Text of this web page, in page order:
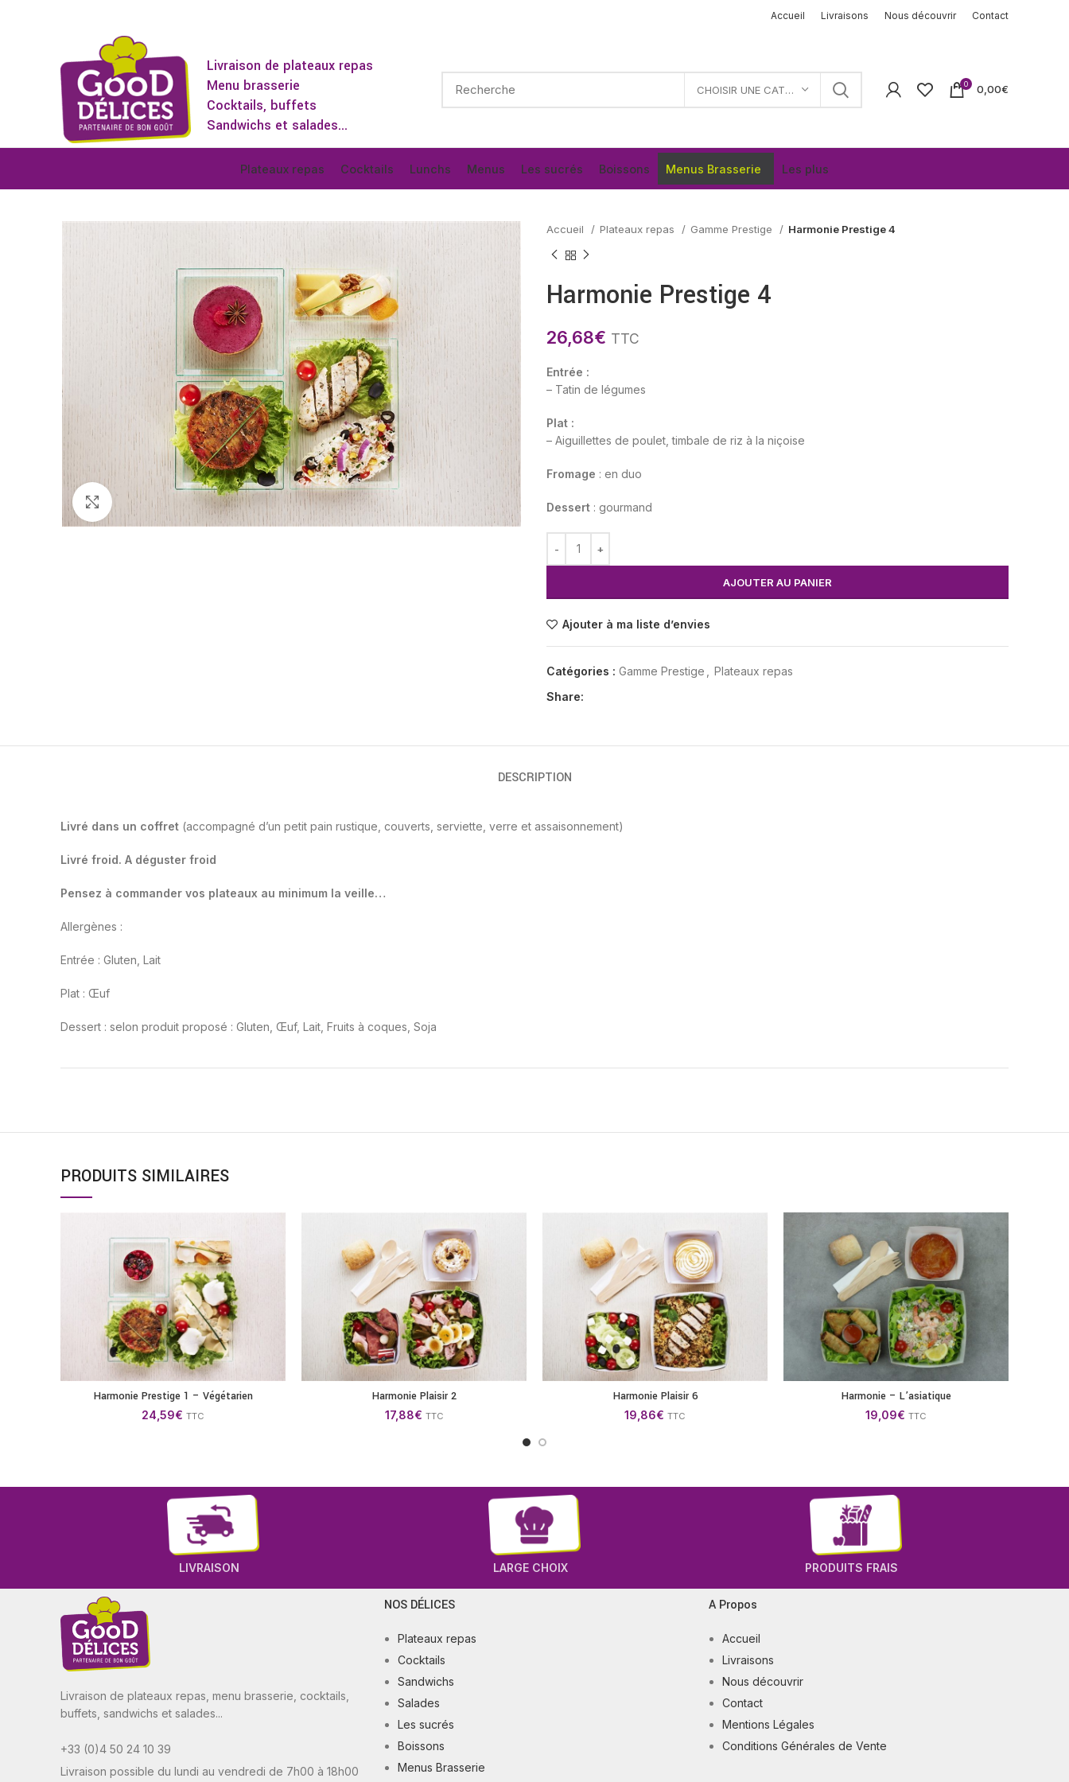
Accueil Livraisons Nous découvrir Contact
Livraison de plateaux repas
Menu brasserie
Cocktails, buffets
Sandwichs et salades...
CHOISIR UNE CATÉGORIE 0 0,00€
Plateaux repas Cocktails Lunchs Menus Les sucrés Boissons Menus Brasserie Les plus
Cliquez pour agrandir
Accueil Plateaux repas Gamme Prestige Harmonie Prestige 4
Harmonie Prestige 4
26,68€ TTC
Entrée :
– Tatin de légumes
Plat :
– Aiguillettes de poulet, timbale de riz à la niçoise
Fromage : en duo
Dessert : gourmand
AJOUTER AU PANIER
Ajouter à ma liste d’envies
Catégories : Gamme Prestige
Plateaux repas
Share:
DESCRIPTION
Livré dans un coffret (accompagné d’un petit pain rustique, couverts, serviette, verre et assaisonnement)
Livré froid. A déguster froid
Pensez à commander vos plateaux au minimum la veille…
Allergènes :
Entrée : Gluten, Lait
Plat : Œuf
Dessert : selon produit proposé : Gluten, Œuf, Lait, Fruits à coques, Soja
PRODUITS SIMILAIRES
AJOUTER AU PANIER
Harmonie Prestige 1 – Végétarien
24,59€ TTC
AJOUTER AU PANIER
Harmonie Plaisir 2
17,88€ TTC
AJOUTER AU PANIER
Harmonie Plaisir 6
19,86€ TTC
AJOUTER AU PANIER
Harmonie – L’asiatique
19,09€ TTC
LIVRAISON LARGE CHOIX PRODUITS FRAIS
Livraison de plateaux repas, menu brasserie, cocktails,
buffets, sandwichs et salades...
+33 (0)4 50 24 10 39
Livraison possible du lundi au vendredi de 7h00 à 18h00
NOS DÉLICES
Plateaux repas
Cocktails
Sandwichs
Salades
Les sucrés
Boissons
Menus Brasserie
A Propos
Accueil
Livraisons
Nous découvrir
Contact
Mentions Légales
Conditions Générales de Vente